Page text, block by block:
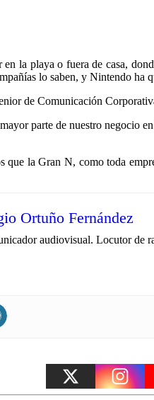
en la playa o fuera de casa,
lo saben, y Nintendo ha
de Comunicación
parte de nuestro negocio
que la Gran N, como toda
Ortuño Fernández
audiovisual. Locutor de